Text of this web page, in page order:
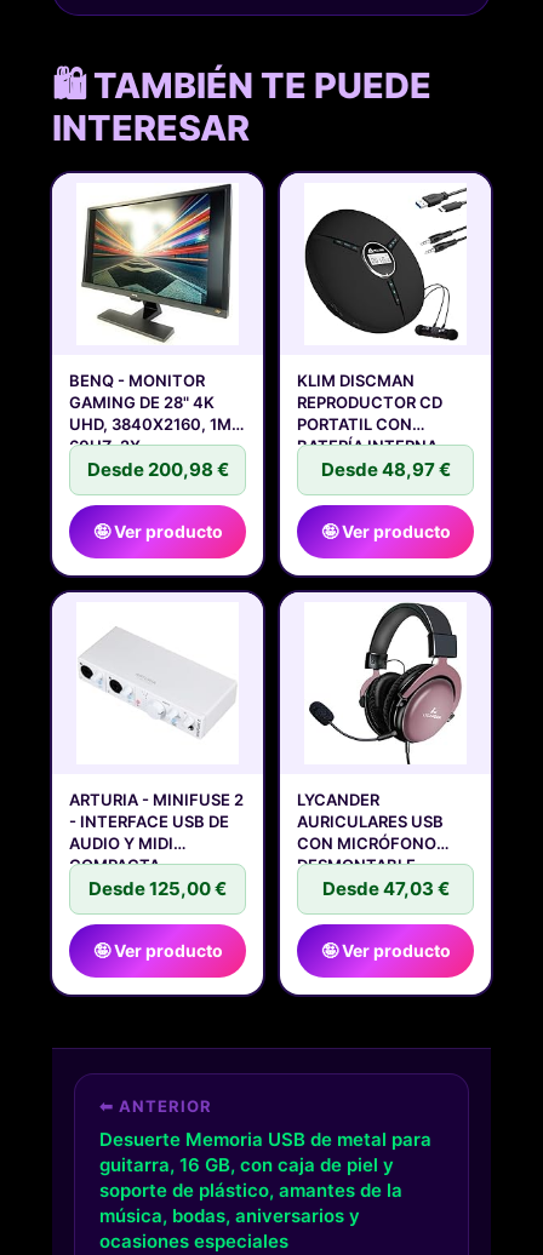
🛍️ TAMBIÉN TE PUEDE
INTERESAR
BENQ - MONITOR
GAMING DE 28" 4K
UHD, 3840X2160, 1MS,
60HZ, 2X
Desde 200,98 €
🤪 Ver producto
KLIM DISCMAN
REPRODUCTOR CD
PORTATIL CON
BATERÍA INTERNA -
Desde 48,97 €
🤪 Ver producto
ARTURIA - MINIFUSE 2
- INTERFACE USB DE
AUDIO Y MIDI
COMPACTA
Desde 125,00 €
🤪 Ver producto
LYCANDER
AURICULARES USB
CON MICRÓFONO
DESMONTABLE,
CONECTOR DE
Desde 47,03 €
🤪 Ver producto
⬅ ANTERIOR
Desuerte Memoria USB de metal para
guitarra, 16 GB, con caja de piel y
soporte de plástico, amantes de la
música, bodas, aniversarios y
ocasiones especiales